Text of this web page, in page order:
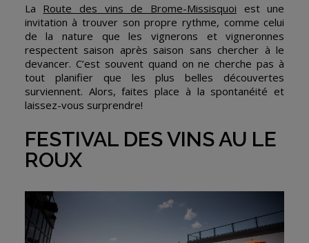
La Route des vins de Brome-Missisquoi est une
invitation à trouver son propre rythme, comme celui
de la nature que les vignerons et vigneronnes
respectent saison après saison sans chercher à le
devancer. C’est souvent quand on ne cherche pas à
tout planifier que les plus belles découvertes
surviennent. Alors, faites place à la spontanéité et
laissez-vous surprendre!
FESTIVAL DES VINS AU LE
ROUX